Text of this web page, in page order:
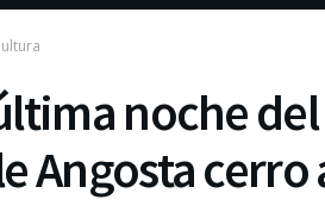
noche
Angosta